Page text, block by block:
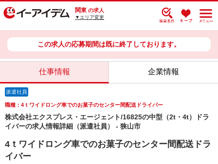
関東 の求人
▼エリア変更
この求人の応募期間は既に終了しております。
仕事情報 企業情報
派遣社員
職種：4ｔワイドロング車でのお菓子のセンター間配送ドライバー
株式会社エクスプレス・エージェント/16825の中型（2t・4t）ドラ
イバーの求人情報詳細（派遣社員） - 狭山市
4ｔワイドロング車でのお菓子のセンター間配送ドラ
イバー